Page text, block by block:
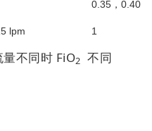
0.35，0.40
lpm 1
不同时 FiO2 不同